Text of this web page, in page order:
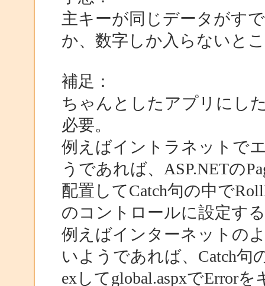
主キーが同じデータがす
か、数字しか入らないと
補足：
ちゃんとしたアプリにし
必要。
例えばイントラネットで
うであれば、ASP.NETの
配置してCatch句の中で
のコントロールに設定す
例えばインターネットの
いようであれば、Catch句
exしてglobal.aspxでError